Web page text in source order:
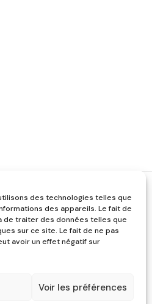
des technologies telles que
des appareils. Le fait de
traiter des données telles que
sur ce site. Le fait de ne pas
avoir un effet négatif sur
Voir les préférences